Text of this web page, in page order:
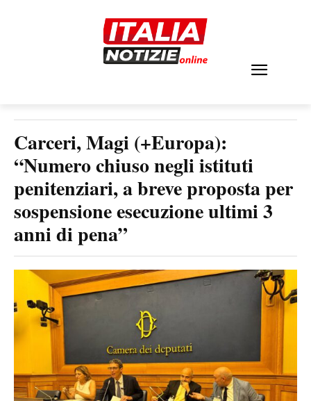
Carceri, Magi (+Europa):
“Numero chiuso negli istituti
penitenziari, a breve proposta per
sospensione esecuzione ultimi 3
anni di pena”